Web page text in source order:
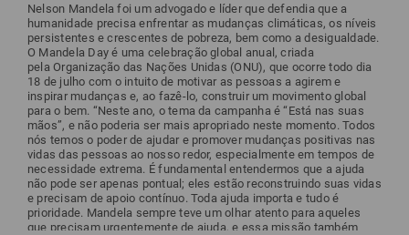
Nelson Mandela foi um advogado e líder que defendia que a
humanidade precisa enfrentar as mudanças climáticas, os níveis
persistentes e crescentes de pobreza, bem como a desigualdade.
O Mandela Day é uma celebração global anual, criada
pela Organização das Nações Unidas (ONU), que ocorre todo dia
18 de julho com o intuito de motivar as pessoas a agirem e
inspirar mudanças e, ao fazê-lo, construir um movimento global
para o bem. “Neste ano, o tema da campanha é “Está nas suas
mãos”, e não poderia ser mais apropriado neste momento. Todos
nós temos o poder de ajudar e promover mudanças positivas nas
vidas das pessoas ao nosso redor, especialmente em tempos de
necessidade extrema. É fundamental entendermos que a ajuda
não pode ser apenas pontual; eles estão reconstruindo suas vidas
e precisam de apoio contínuo. Toda ajuda importa e tudo é
prioridade. Mandela sempre teve um olhar atento para aqueles
que precisam urgentemente de ajuda, e essa missão também